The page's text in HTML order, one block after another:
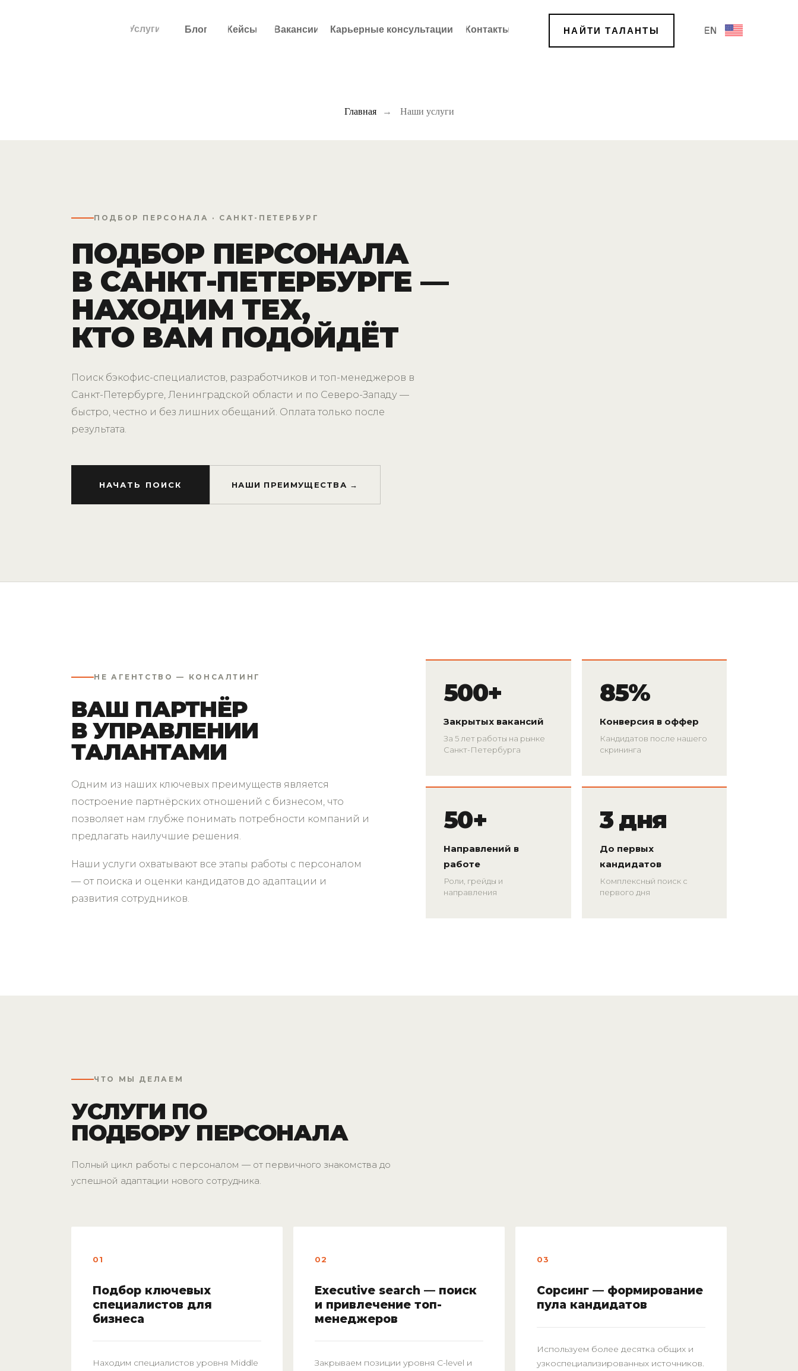
Кейсы
Услуги Вакансии EN
Контакты НАЙТИ ТАЛАНТЫ
Блог Карьерные консультации
Главная → Наши услуги
ПОДБОР ПЕРСОНАЛА · САНКТ-ПЕТЕРБУРГ
ПОДБОР ПЕРСОНАЛА
В САНКТ-ПЕТЕРБУРГЕ —
НАХОДИМ ТЕХ,
КТО ВАМ ПОДОЙДЁТ
Поиск бэкофис-специалистов, разработчиков и топ-менеджеров в
Санкт-Петербурге, Ленинградской области и по Северо-Западу —
быстро, честно и без лишних обещаний. Оплата только после
результата.
НАЧАТЬ ПОИСК НАШИ ПРЕИМУЩЕСТВА →
НЕ АГЕНТСТВО — КОНСАЛТИНГ
ВАШ ПАРТНЁР
В УПРАВЛЕНИИ
ТАЛАНТАМИ
Одним из наших ключевых преимуществ является
построение партнёрских отношений с бизнесом, что
позволяет нам глубже понимать потребности компаний и
предлагать наилучшие решения.
Наши услуги охватывают все этапы работы с персоналом
— от поиска и оценки кандидатов до адаптации и
развития сотрудников.
500+
Закрытых вакансий
За 5 лет работы на рынке
Санкт-Петербурга
85%
Конверсия в оффер
Кандидатов после нашего
скрининга
50+
Направлений в
работе
Роли, грейды и
направления
3 дня
До первых
кандидатов
Комплексный поиск с
первого дня
ЧТО МЫ ДЕЛАЕМ
УСЛУГИ ПО
ПОДБОРУ ПЕРСОНАЛА
Полный цикл работы с персоналом — от первичного знакомства до
успешной адаптации нового сотрудника.
01
Подбор ключевых
специалистов для
бизнеса
Находим специалистов уровня Middle
02
Executive search — поиск
и привлечение топ-
менеджеров
Закрываем позиции уровня C-level и
03
Сорсинг — формирование
пула кандидатов
Используем более десятка общих и
узкоспециализированных источников.